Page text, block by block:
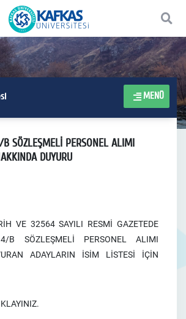
MENÜ
SÖZLEŞMELİ PERSONEL ALIMI
DUYURU
VE 32564 SAYILI RESMİ GAZETEDE
B SÖZLEŞMELİ PERSONEL ALIMI
ADAYLARIN İSİM LİSTESİ İÇİN